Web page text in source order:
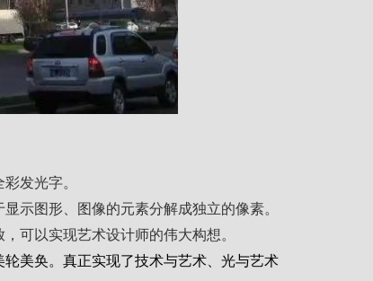
发光字。
示图形、图像的元素分解成独立的像素。
可以实现艺术设计师的伟大构想。
美奂。真正实现了技术与艺术、光与艺术